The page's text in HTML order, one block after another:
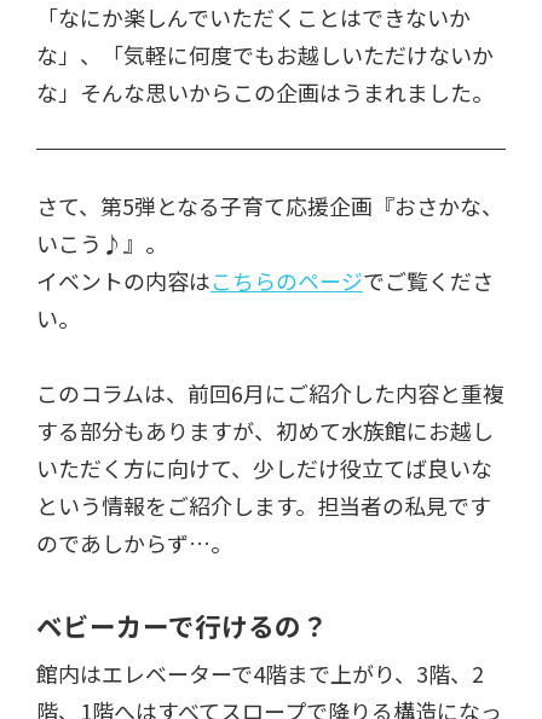
「なにか楽しんでいただくことはできないか
な」、「気軽に何度でもお越しいただけないか
な」そんな思いからこの企画はうまれました。
さて、第5弾となる子育て応援企画『おさかな、
いこう♪』。
イベントの内容はこちらのページでご覧くださ
い。
このコラムは、前回6月にご紹介した内容と重複
する部分もありますが、初めて水族館にお越し
いただく方に向けて、少しだけ役立てば良いな
という情報をご紹介します。担当者の私見です
のであしからず…。
ベビーカーで行けるの？
館内はエレベーターで4階まで上がり、3階、2
階、1階へはすべてスロープで降りる構造になっ